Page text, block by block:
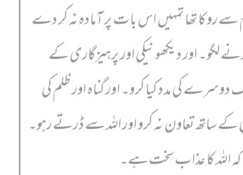
سے روکا تھا تمہیں اس بات پر آمادہ نہ کر دے
لگو۔ اور دیکھو نیکی اور پرہیزگاری کے
کی مدد کیا کرو۔ اور گناہ اور ظلم کی
کے ساتھ تعاون نہ کرو اور اللہ سے ڈرتے رہو۔
اللہ کا عذاب سخت ہے۔